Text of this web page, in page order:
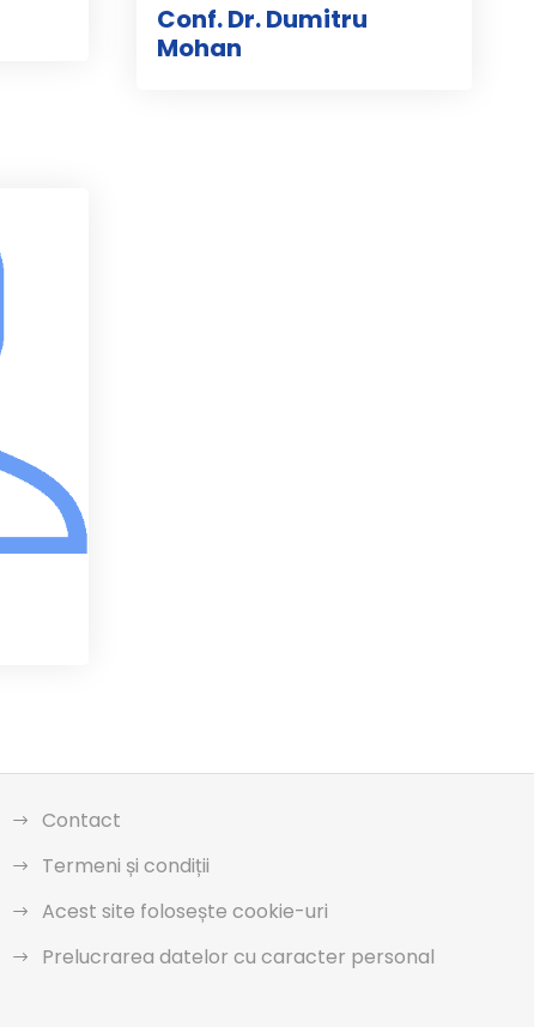
Conf. Dr. Dumitru
Mohan
Contact
Termeni și condiții
Acest site folosește cookie-uri
Prelucrarea datelor cu caracter personal